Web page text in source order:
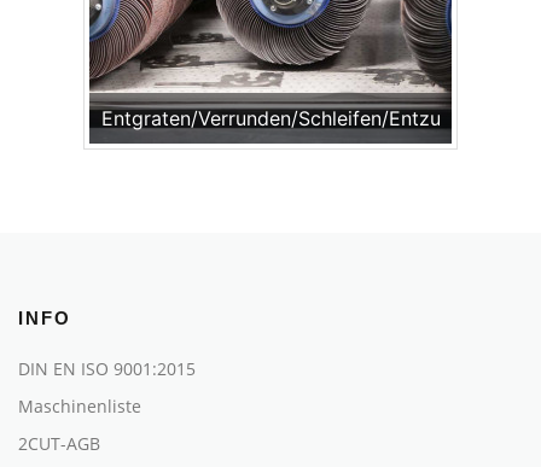
Entgraten/Verrunden/Schleifen/Entzundern
INFO
DIN EN ISO 9001:2015
Maschinenliste
2CUT-AGB